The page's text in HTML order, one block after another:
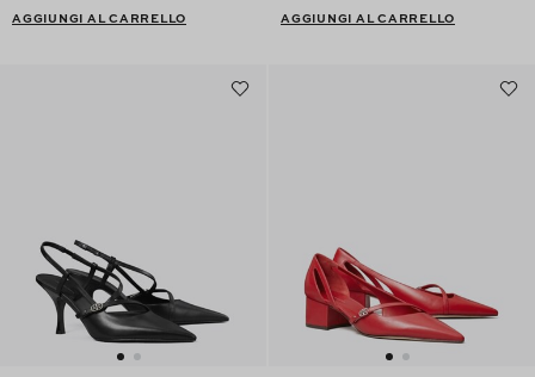
AGGIUNGI AL CARRELLO AGGIUNGI AL CARRELLO